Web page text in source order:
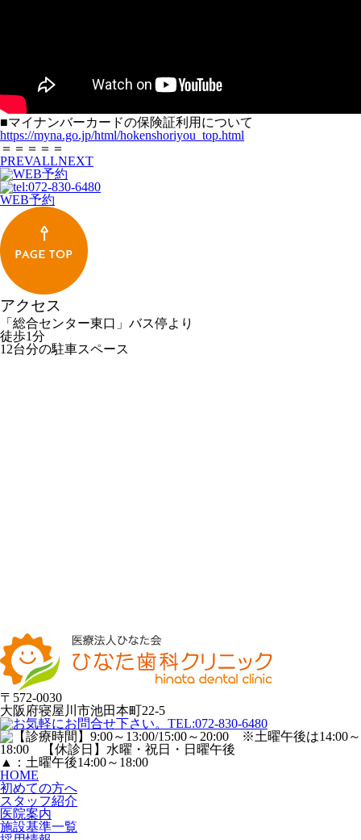
■マイナンバーカードの保険証利用について
https://myna.go.jp/html/hokenshoriyou_top.html
＝＝＝＝＝
PREVALLNEXT
WEB予約
アクセス
「総合センター東口」バス停より
徒歩1分
12台分の駐車スペース
〒572-0030
大阪府寝屋川市池田本町22-5
▲
：土曜午後14:00～18:00
HOME
初めての方へ
スタッフ紹介
医院案内
施設基準一覧